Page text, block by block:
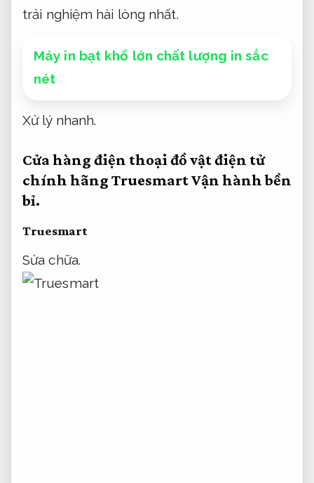
trải nghiệm hài lòng nhất.
Máy in bạt khổ lớn chất lượng in sắc
nét
Xử lý nhanh.
Cửa hàng điện thoại đồ vật điện tử
chính hãng TruesmartVận hành bền
bỉ.
Truesmart
Sửa chữa.